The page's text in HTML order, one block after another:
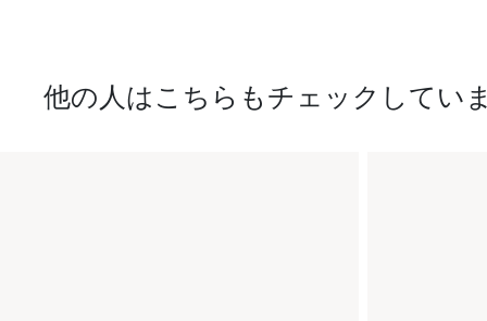
他の人はこちらもチェックしてい